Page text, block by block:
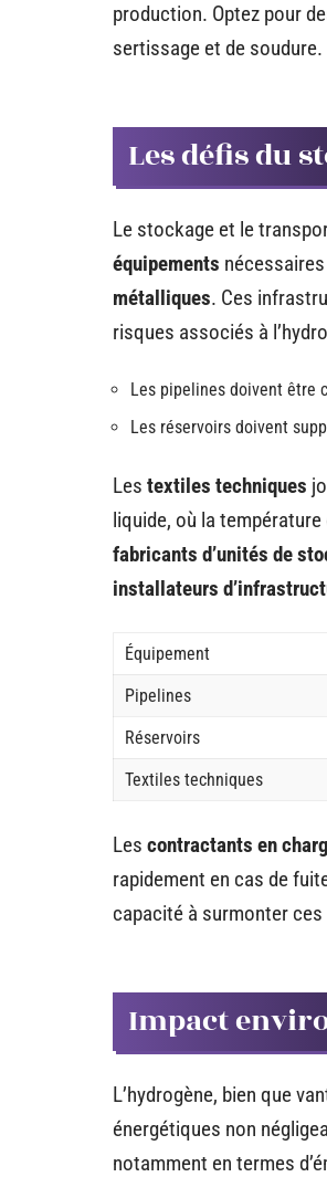
production. Optez pour
sertissage et de soudure.
Les défis du
Le stockage et le
équipements
métalliques. Ces
risques associés à
Les pipelines doivent être
Les réservoirs doivent
Les textiles techniques
liquide, où la
fabricants d’unités de
installateurs
Équipement
Pipelines
Réservoirs
Textiles techniques
Les contractants en
rapidement en cas de
capacité à surmonter
Impact
L’hydrogène, bien que
énergétiques non
notamment en termes